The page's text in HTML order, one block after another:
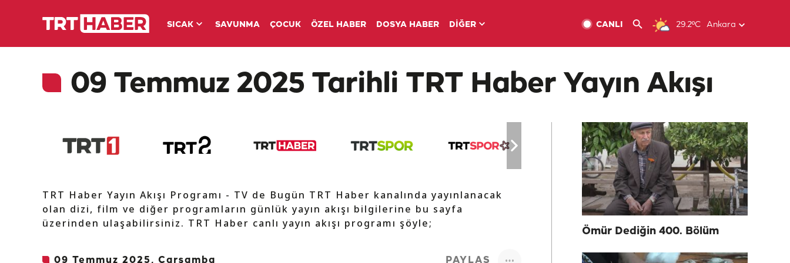
SICAK SAVUNMA ÇOCUK ÖZEL HABER DOSYA HABER DİĞER 29.2ºC Ankara
CANLI
09 Temmuz 2025 Tarihli TRT Haber Yayın Akışı
TRT Haber Yayın Akışı Programı - TV de Bugün TRT Haber kanalında yayınlanacak
olan dizi, film ve diğer programların günlük yayın akışı bilgilerine bu sayfa
üzerinden ulaşabilirsiniz. TRT Haber canlı yayın akışı programı şöyle;
09 Temmuz 2025, Çarşamba PAYLAŞ
Ömür Dediğin 400. Bölüm